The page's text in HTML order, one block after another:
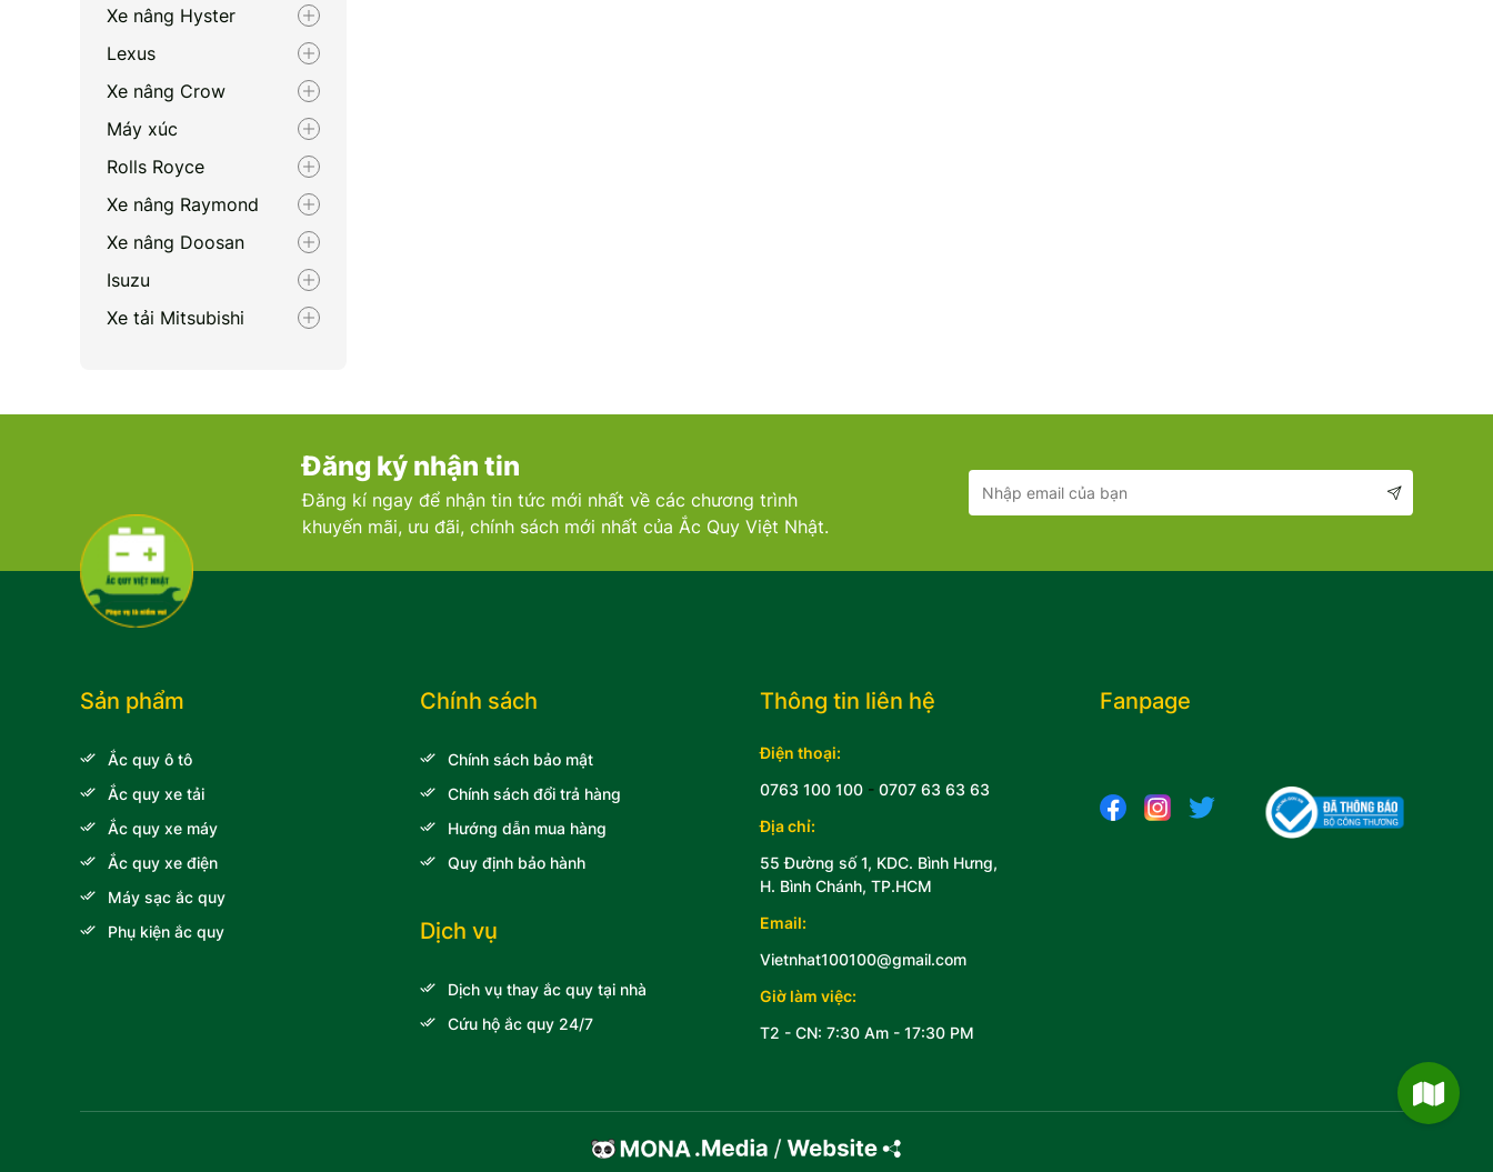
Xe nâng Hyster
Lexus
Xe nâng Crow
Máy xúc
Rolls Royce
Xe nâng Raymond
Xe nâng Doosan
Isuzu
Xe tải Mitsubishi
Zotye
Volvo
Maserati
Lincoln
Xe khách Hyundai
Audi
Xe khách Transinco
Xe tải Veam
Xe nâng Toyota
Đăng ký nhận tin
Đăng kí ngay để nhận tin tức mới nhất về các chương trình
khuyến mãi, ưu đãi, chính sách mới nhất của Ắc Quy Việt Nhật.
Thông tin liên hệ
Điện thoại:
0763 100 100 - 0707 63 63 63
Địa chỉ:
55 Đường số 1, KDC. Bình Hưng,
H. Bình Chánh, TP.HCM
Email:
Vietnhat100100@gmail.com
Giờ làm việc:
T2 - CN: 7:30 Am - 17:30 PM
Sản phẩm
Ắc quy ô tô
Ắc quy xe tải
Ắc quy xe máy
Ắc quy xe điện
Máy sạc ắc quy
Phụ kiện ắc quy
Chính sách
Chính sách bảo mật
Chính sách đổi trả hàng
Hướng dẫn mua hàng
Quy định bảo hành
Dịch vụ
Dịch vụ thay ắc quy tại nhà
Cứu hộ ắc quy 24/7
Fanpage